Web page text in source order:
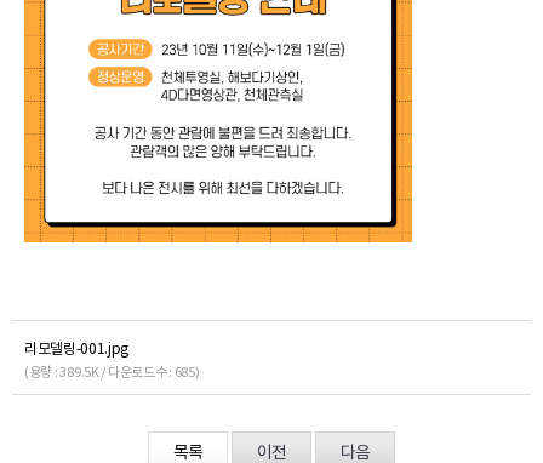
리모델링-001.jpg
(용량 : 389.5K / 다운로드수 : 685)
목록 이전 다음